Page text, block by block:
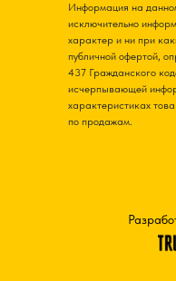
Информация на
исключительно
характер и ни при
публичной офертой,
437 Гражданского
исчерпывающей
характеристиках
по продажам.